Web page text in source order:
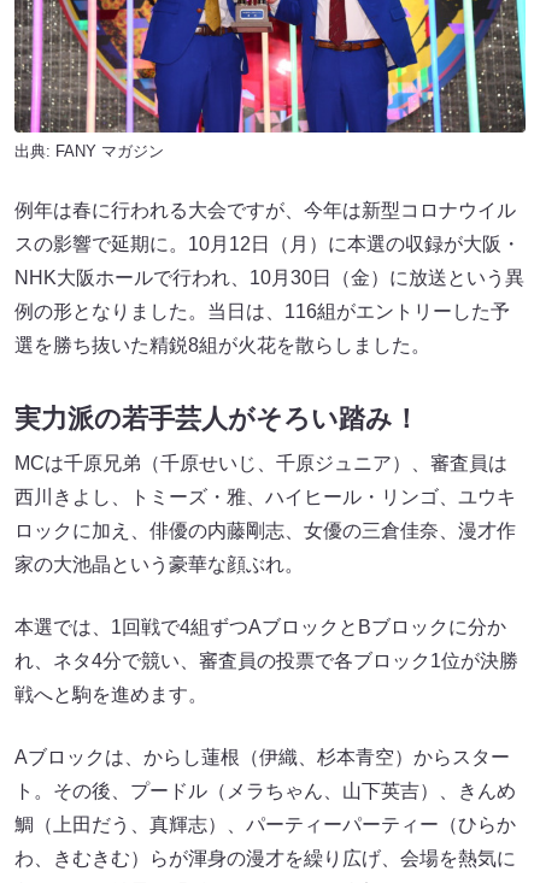
出典: FANY マガジン
例年は春に行われる大会ですが、今年は新型コロナウイル
スの影響で延期に。10月12日（月）に本選の収録が大阪・
NHK大阪ホールで行われ、10月30日（金）に放送という異
例の形となりました。当日は、116組がエントリーした予
選を勝ち抜いた精鋭8組が火花を散らしました。
実力派の若手芸人がそろい踏み！
MCは千原兄弟（千原せいじ、千原ジュニア）、審査員は
西川きよし、トミーズ・雅、ハイヒール・リンゴ、ユウキ
ロックに加え、俳優の内藤剛志、女優の三倉佳奈、漫才作
家の大池晶という豪華な顔ぶれ。
本選では、1回戦で4組ずつAブロックとBブロックに分か
れ、ネタ4分で競い、審査員の投票で各ブロック1位が決勝
戦へと駒を進めます。
Aブロックは、からし蓮根（伊織、杉本青空）からスター
ト。その後、プードル（メラちゃん、山下英吉）、きんめ
鯛（上田だう、真輝志）、パーティーパーティー（ひらか
わ、きむきむ）らが渾身の漫才を繰り広げ、会場を熱気に